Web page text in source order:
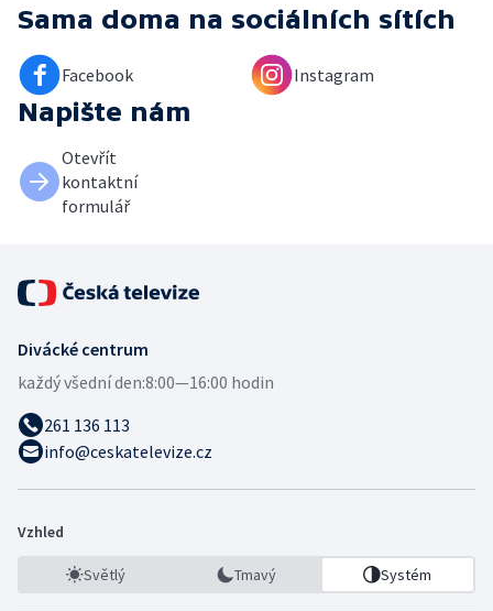
Sama doma na sociálních sítích
Facebook Instagram
Napište nám
Otevřít
kontaktní
formulář
Divácké centrum
každý všední den:8:00—16:00 hodin
261 136 113
info@ceskatelevize.cz
Vzhled
Světlý Tmavý Systém